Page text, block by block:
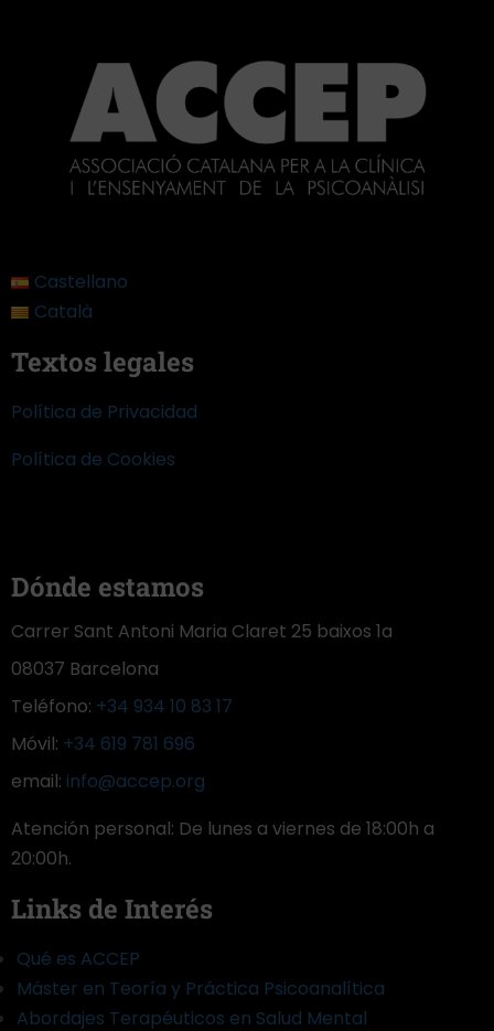
Castellano
Català
Textos legales
Política de Privacidad
Política de Cookies
Dónde estamos
Carrer Sant Antoni Maria Claret 25 baixos 1a
08037 Barcelona
Teléfono: +34 934 10 83 17
Móvil: +34 619 781 696
email: info@accep.org
Atención personal: De lunes a viernes de 18:00h a
20:00h.
Links de Interés
Qué es ACCEP
Máster en Teoría y Práctica Psicoanalítica
Abordajes Terapéuticos en Salud Mental